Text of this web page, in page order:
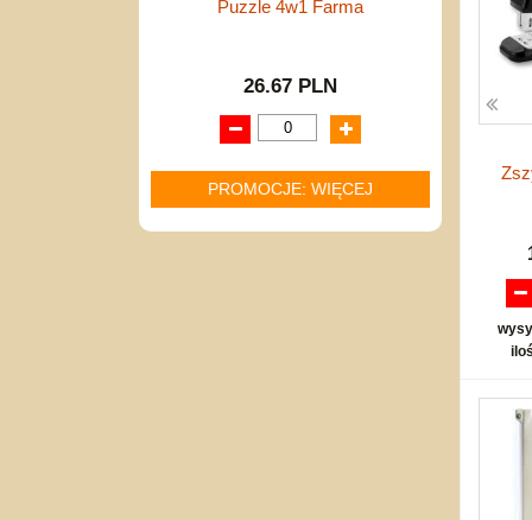
Puzzle 4w1 Farma
26.67 PLN
PROMOCJE: WIĘCEJ